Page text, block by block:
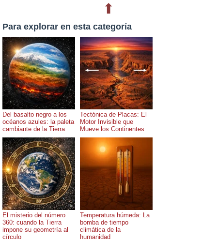
⬆
Para explorar en esta categoría
Del basalto negro a los
océanos azules: la paleta
cambiante de la Tierra
Tectónica de Placas: El
Motor Invisible que
Mueve los Continentes
El misterio del número
360: cuando la Tierra
impone su geometría al
círculo
Temperatura húmeda: La
bomba de tiempo
climática de la
humanidad